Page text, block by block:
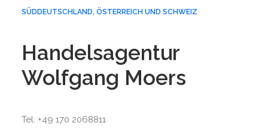
SÜDDEUTSCHLAND, ÖSTERREICH UND SCHWEIZ
Handelsagentur
Wolfgang Moers
Tel: +49 170 2068811